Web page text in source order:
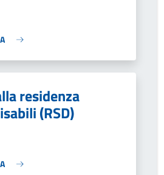
residenza
(RSD)